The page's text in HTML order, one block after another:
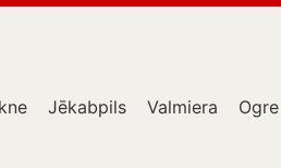
Jēkabpils Valmiera Ogre